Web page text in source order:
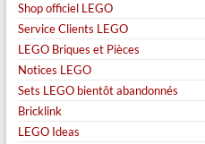
Shop officiel LEGO
Service Clients LEGO
LEGO Briques et Pièces
Notices LEGO
Sets LEGO bientôt abandonnés
Bricklink
LEGO Ideas